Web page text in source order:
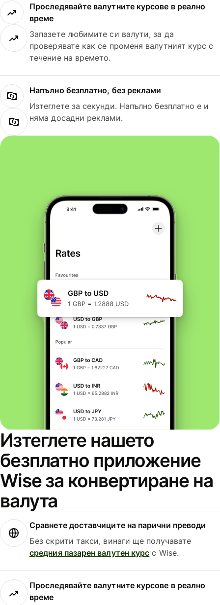
Проследявайте валутните курсове в реално
време
Запазете любимите си валути, за да
проверявате как се променя валутният курс с
течение на времето.
Напълно безплатно, без реклами
Изтеглете за секунди. Напълно безплатно е и
няма досадни реклами.
Изтеглете нашето
безплатно приложение
Wise за конвертиране на
валута
Сравнете доставчиците на парични преводи
Без скрити такси, винаги ще получавате
средния пазарен валутен курс с Wise.
Проследявайте валутните курсове в реално
време